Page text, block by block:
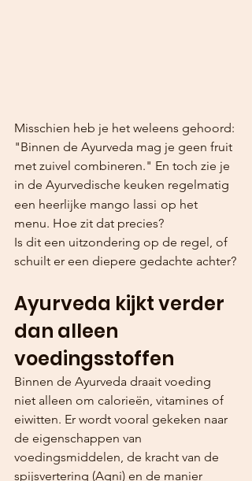
Misschien heb je het weleens gehoord:
"Binnen de Ayurveda mag je geen fruit
met zuivel combineren." En toch zie je
in de Ayurvedische keuken regelmatig
een heerlijke mango lassi op het
menu. Hoe zit dat precies?
Is dit een uitzondering op de regel, of
schuilt er een diepere gedachte achter?
Ayurveda kijkt verder
dan alleen
voedingsstoffen
Binnen de Ayurveda draait voeding
niet alleen om calorieën, vitamines of
eiwitten. Er wordt vooral gekeken naar
de eigenschappen van
voedingsmiddelen, de kracht van de
spijsvertering (Agni) en de manier